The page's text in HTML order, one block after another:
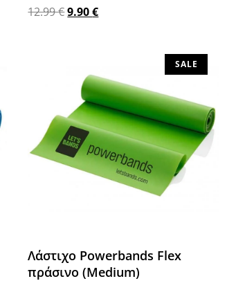
12.99€9.90€
SALE
Λάστιχο Powerbands Flex
πράσινο (Medium)